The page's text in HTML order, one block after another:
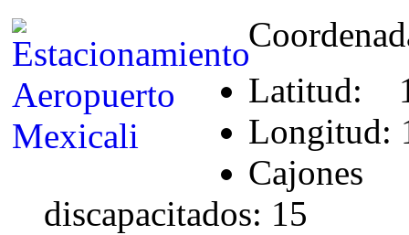
Latitud:
Longitud:
discapacitados: 15